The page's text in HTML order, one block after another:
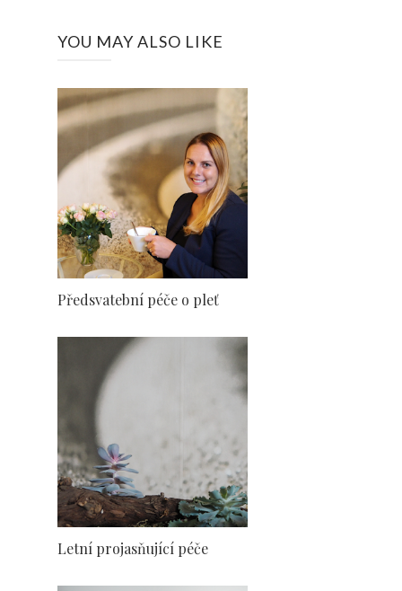
YOU MAY ALSO LIKE
Předsvatební péče o pleť
Letní projasňující péče